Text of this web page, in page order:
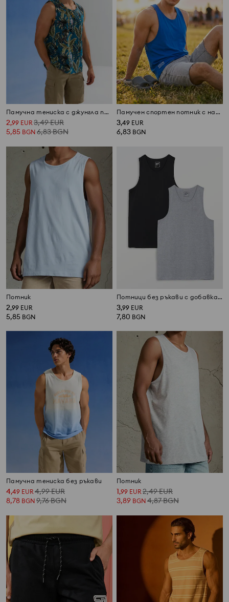
Памучна тениска с джунгла принт
2,99 EUR3,49EUR
5,85 BGN 6,83BGN
Памучен спортен потник с надпис
3,49 EUR
6,83 BGN
Потник
2,99 EUR
5,85 BGN
Потници без ръкави с добавка на вискоза 2 pack
3,99 EUR
7,80 BGN
Памучна тениска без ръкави
4,49 EUR4,99EUR
8,78 BGN 9,76BGN
Потник
1,99 EUR2,49EUR
3,89 BGN 4,87BGN